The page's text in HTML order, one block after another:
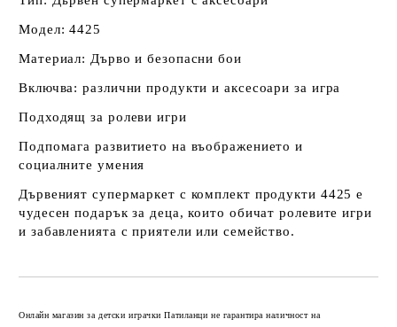
Модел: 4425
Материал: Дърво и безопасни бои
Включва: различни продукти и аксесоари за игра
Подходящ за ролеви игри
Подпомага развитието на въображението и
социалните умения
Дървеният супермаркет с комплект продукти 4425 е
чудесен подарък за деца, които обичат ролевите игри
и забавленията с приятели или семейство.
Онлайн магазин за детски играчки Патиланци не гарантира наличност на